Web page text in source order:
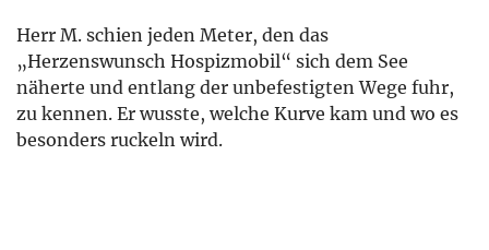
Herr M. schien jeden Meter, den das
„Herzenswunsch Hospizmobil“ sich dem See
näherte und entlang der unbefestigten Wege fuhr,
zu kennen. Er wusste, welche Kurve kam und wo es
besonders ruckeln wird.